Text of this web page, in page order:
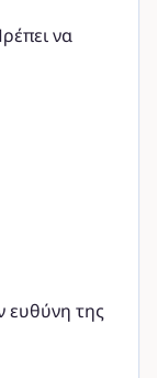
να
ευθύνη της